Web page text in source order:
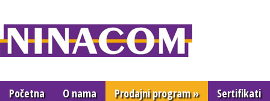
Početna O nama Prodajni program» Sertifikati